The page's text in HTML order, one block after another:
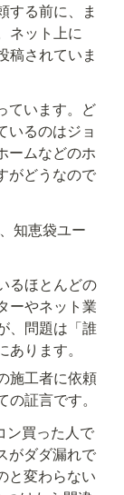
する前に、ま
ネット上に
稿されていま
ています。ど
いるのはジョ
ームなどのホ
がどうなので
知恵袋ユー
るほとんどの
ーやネット業
、問題は「誰
ります。
施工者に依頼
証言です。
ン買った人で
がダダ漏れで
と変わらない